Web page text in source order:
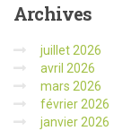
Archives
juillet 2026
avril 2026
mars 2026
février 2026
janvier 2026